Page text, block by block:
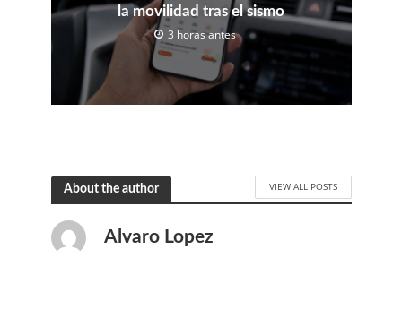
la movilidad tras el sismo
3 horas antes
About the author VIEW ALL POSTS
Alvaro Lopez